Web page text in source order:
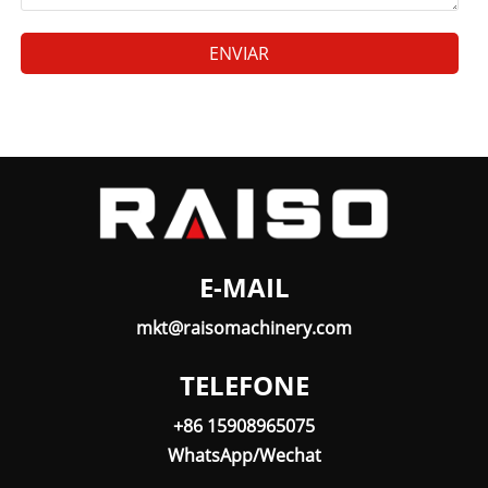
ENVIAR
E-MAIL
mkt@raisomachinery.com
TELEFONE
+86 15908965075
WhatsApp/Wechat